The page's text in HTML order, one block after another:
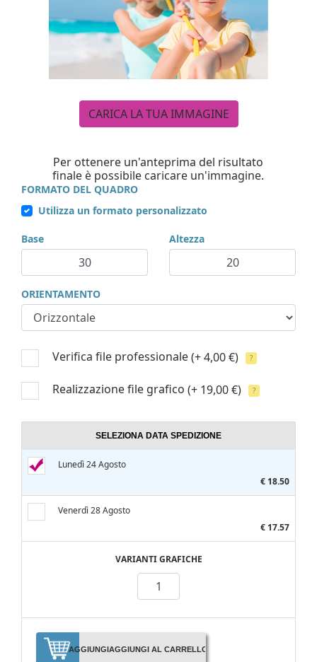
CARICA LA TUA IMMAGINE
Per ottenere un'anteprima del risultato
finale è possibile caricare un'immagine.
FORMATO DEL QUADRO
Utilizza un formato personalizzato
Base Altezza
ORIENTAMENTO
Verifica file professionale(+ 4,00 €) ?
Realizzazione file grafico (+ 19,00 €) ?
SELEZIONA DATA SPEDIZIONE
Lunedì 24 Agosto
€ 18.50
Venerdì 28 Agosto
€ 17.57
VARIANTI GRAFICHE
AGGIUNGIAGGIUNGI AL CARRELLO